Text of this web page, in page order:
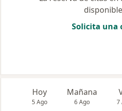
disponible
Solicita una
Hoy
5 Ago
Mañana
6 Ago 7